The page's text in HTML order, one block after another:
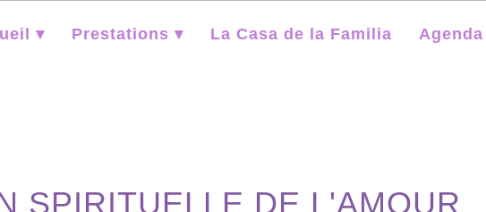
▾ Prestations ▾ La Casa de la Familia Agenda
SPIRITUELLE DE L'AMOUR